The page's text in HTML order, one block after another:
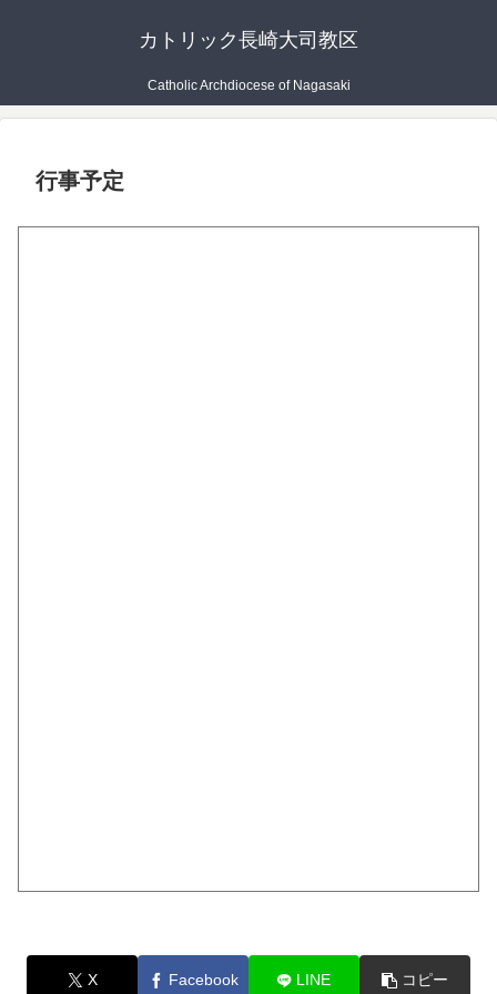
カトリック長崎大司教区
Catholic Archdiocese of Nagasaki
行事予定
X Facebook LINE コピー